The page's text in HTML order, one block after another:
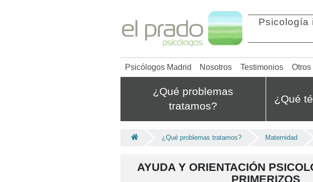
Psicología
Psicólogos Madrid Nosotros Testimonios Otros
¿Qué problemas
tratamos?
¿Qué
¿Qué problemas tratamos? Maternidad
AYUDA Y ORIENTACIÓN
PRIMERIZOS